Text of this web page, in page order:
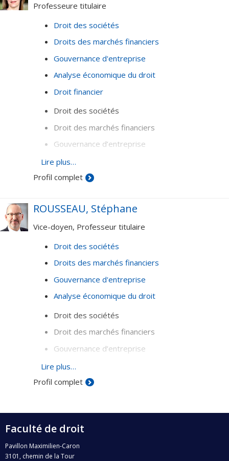
Professeure titulaire
Droit des sociétés
Droits des marchés financiers
Gouvernance d'entreprise
Analyse économique du droit
Droit financier
Droit des sociétés
Droit des marchés financiers
Gouvernance d’entreprise
Analyse économique du droit
Lire plus…
Profil complet
ROUSSEAU, Stéphane
Vice-doyen, Professeur titulaire
Droit des sociétés
Droits des marchés financiers
Gouvernance d'entreprise
Analyse économique du droit
Droit des sociétés
Droit des marchés financiers
Gouvernance d’entreprise
Analyse économique du droit
Lire plus…
Profil complet
Faculté de droit
Pavillon Maximilien-Caron
3101, chemin de la Tour